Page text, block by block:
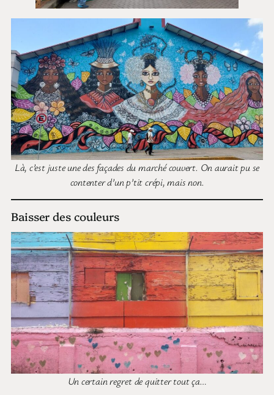
Là, c’est juste une des façades du marché couvert. On aurait pu se
contenter d’un p’tit crépi, mais non.
Baisser des couleurs
Un certain regret de quitter tout ça…